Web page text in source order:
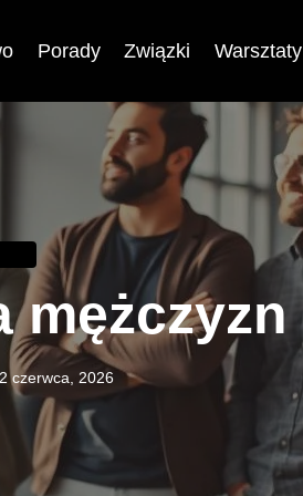
Porady Związki Warsztaty
mężczyzn
2 czerwca, 2026